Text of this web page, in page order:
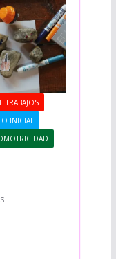
TRABAJOS
INICIAL